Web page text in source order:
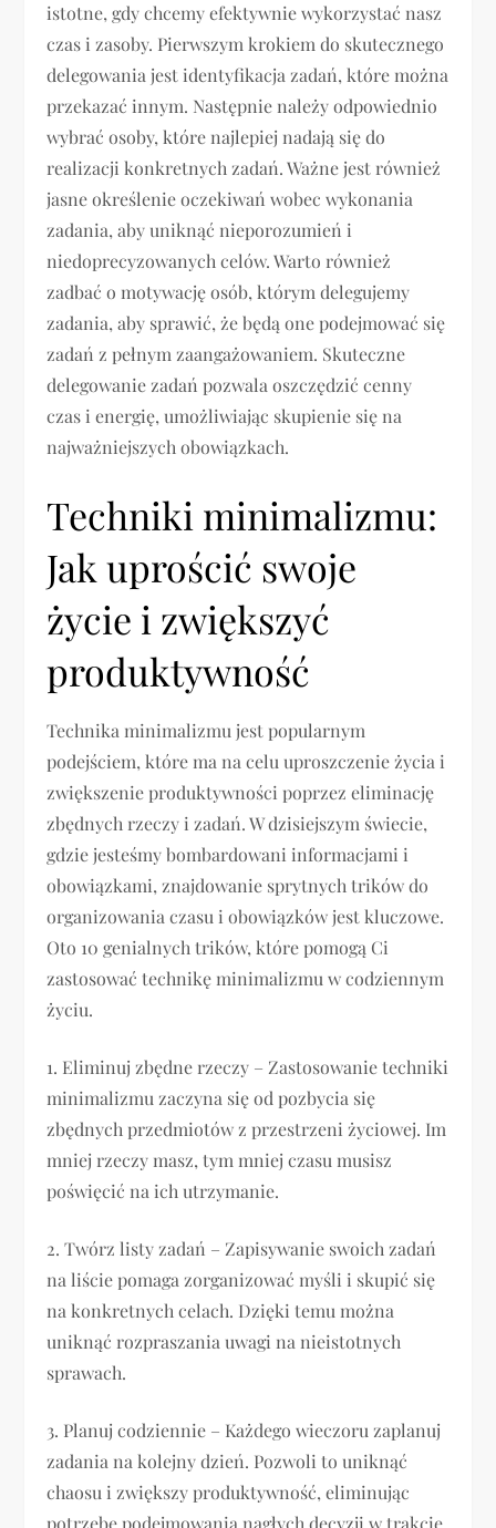
istotne, gdy chcemy efektywnie wykorzystać nasz
czas i zasoby. Pierwszym krokiem do skutecznego
delegowania jest identyfikacja zadań, które można
przekazać innym. Następnie należy odpowiednio
wybrać osoby, które najlepiej nadają się do
realizacji konkretnych zadań. Ważne jest również
jasne określenie oczekiwań wobec wykonania
zadania, aby uniknąć nieporozumień i
niedoprecyzowanych celów. Warto również
zadbać o motywację osób, którym delegujemy
zadania, aby sprawić, że będą one podejmować się
zadań z pełnym zaangażowaniem. Skuteczne
delegowanie zadań pozwala oszczędzić cenny
czas i energię, umożliwiając skupienie się na
najważniejszych obowiązkach.
Techniki minimalizmu:
Jak uprościć swoje
życie i zwiększyć
produktywność
Technika minimalizmu jest popularnym
podejściem, które ma na celu uproszczenie życia i
zwiększenie produktywności poprzez eliminację
zbędnych rzeczy i zadań. W dzisiejszym świecie,
gdzie jesteśmy bombardowani informacjami i
obowiązkami, znajdowanie sprytnych trików do
organizowania czasu i obowiązków jest kluczowe.
Oto 10 genialnych trików, które pomogą Ci
zastosować technikę minimalizmu w codziennym
życiu.
1. Eliminuj zbędne rzeczy – Zastosowanie techniki
minimalizmu zaczyna się od pozbycia się
zbędnych przedmiotów z przestrzeni życiowej. Im
mniej rzeczy masz, tym mniej czasu musisz
poświęcić na ich utrzymanie.
2. Twórz listy zadań – Zapisywanie swoich zadań
na liście pomaga zorganizować myśli i skupić się
na konkretnych celach. Dzięki temu można
uniknąć rozpraszania uwagi na nieistotnych
sprawach.
3. Planuj codziennie – Każdego wieczoru zaplanuj
zadania na kolejny dzień. Pozwoli to uniknąć
chaosu i zwiększy produktywność, eliminując
potrzebę podejmowania nagłych decyzji w trakcie